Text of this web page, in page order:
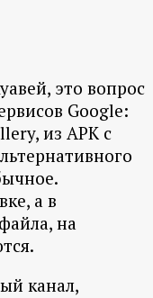
это вопрос
Google:
из APK с
а в
на
канал,